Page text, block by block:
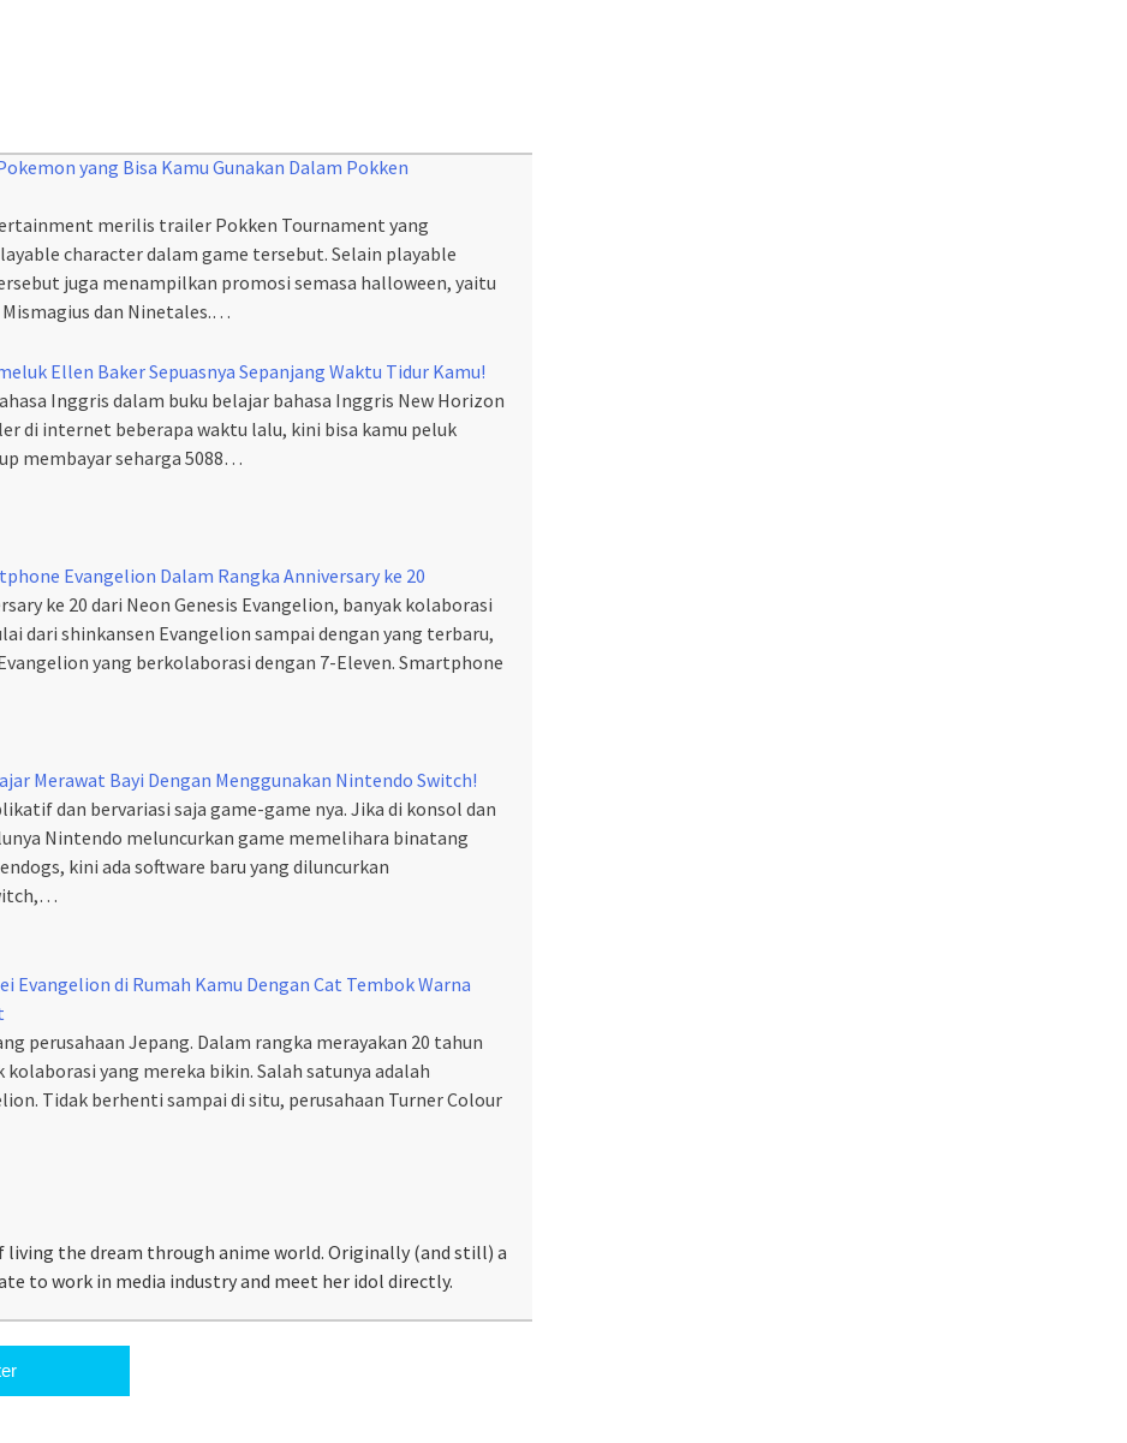
yang Bisa Kamu Gunakan Dalam Pokken
merilis trailer Pokken Tournament yang
character dalam game tersebut. Selain playable
juga menampilkan promosi semasa halloween, yaitu
dan Ninetales.…
Ellen Baker Sepuasnya Sepanjang Waktu Tidur Kamu!
Inggris dalam buku belajar bahasa Inggris New Horizon
di internet beberapa waktu lalu, kini bisa kamu peluk
membayar seharga 5088…
Evangelion Dalam Rangka Anniversary ke 20
ke 20 dari Neon Genesis Evangelion, banyak kolaborasi
dari shinkansen Evangelion sampai dengan yang terbaru,
yang berkolaborasi dengan 7-Eleven. Smartphone
Merawat Bayi Dengan Menggunakan Nintendo Switch!
dan bervariasi saja game-game nya. Jika di konsol dan
Nintendo meluncurkan game memelihara binatang
kini ada software baru yang diluncurkan
Evangelion di Rumah Kamu Dengan Cat Tembok Warna
perusahaan Jepang. Dalam rangka merayakan 20 tahun
kolaborasi yang mereka bikin. Salah satunya adalah
Tidak berhenti sampai di situ, perusahaan Turner Colour
living the dream through anime world. Originally (and still) a
to work in media industry and meet her idol directly.